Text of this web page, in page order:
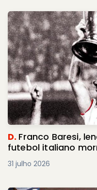
D. Franco Baresi,
futebol italiano
31 julho 2026